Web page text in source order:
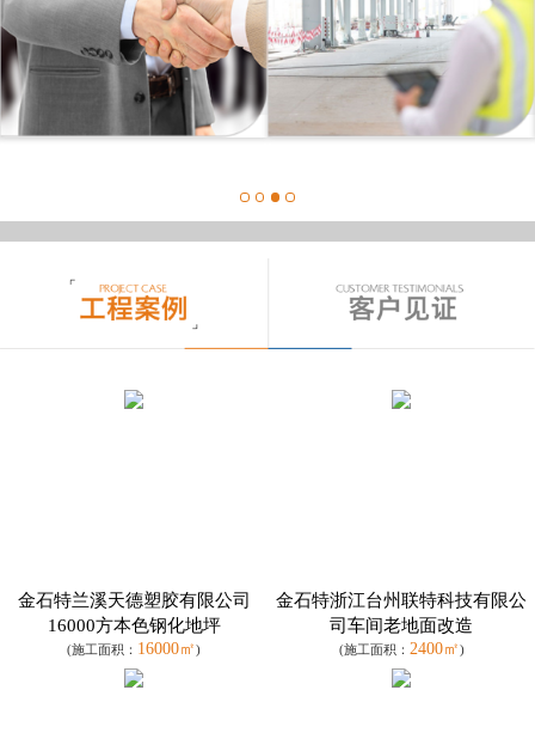
金石特兰溪天德塑胶有限公司
16000方本色钢化地坪
(施工面积： 16000㎡)
金石特浙江台州联特科技有限公
司车间老地面改造
(施工面积： 2400㎡)